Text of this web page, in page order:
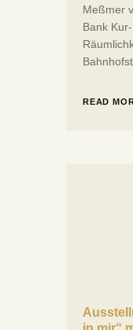
Meßmer
Bank
READ